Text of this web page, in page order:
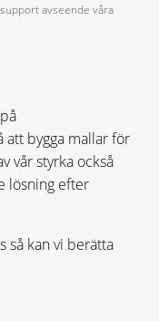
avseende våra
bygga mallar för
vår styrka också
lösning efter
så kan vi berätta